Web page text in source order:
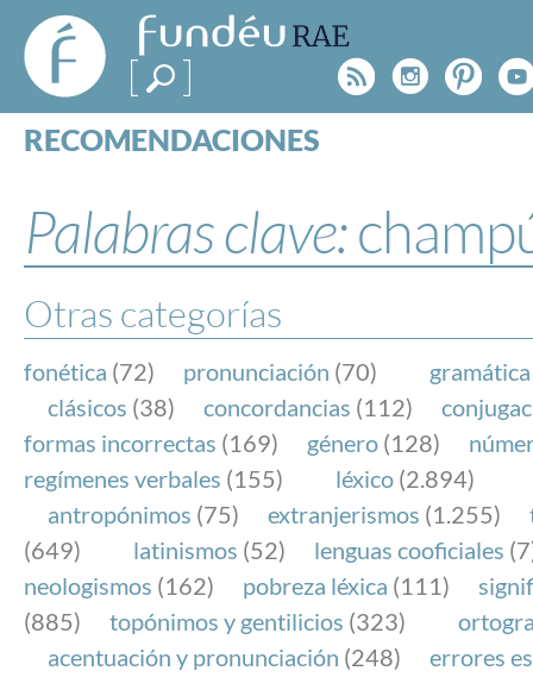
FundéuRAE
- Fundación
del Español
Urgente
Rss
RECOMENDACIONES
ESPECIALES
BLOG
NOTICIAS
SOBRE LA FUNDÉURAE
FundéuRAE es una fundación patrocinada por la
y la Real Academia Española, cuyo objetivo es
el buen uso del español en los medios de
Internet.
Palabras clave:
Otras categorías
fonética (72) pronunciación (70) gramática
clásicos (38) concordancias (112)
formas incorrectas (169) género (128)
regímenes verbales (155) léxico (2.894)
antropónimos (75) extranjerismos (1.255)
(649)
latinismos (52) lenguas cooficiales
neologismos (162) pobreza léxica (111)
(885)
topónimos y gentilicios (323)
acentuación y pronunciación (248)
errores